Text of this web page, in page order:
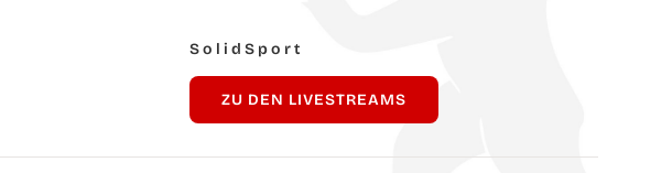
Solid­Sport
ZU DEN LIVESTREAMS